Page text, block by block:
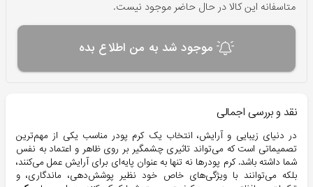
متاسفانه این کالا در حال حاضر موجود نیست.
موجود شد به من اطلاع بده
نقد و بررسی اجمالی
در دنیای زیبایی و آرایش، انتخاب یک کرم پودر مناسب یکی از مهم‌ترین
تصمیماتی است که می‌تواند تاثیری چشمگیر بر روی ظاهر و اعتماد به نفس
شما داشته باشد. کرم پودرها نه تنها به عنوان پایه‌ای برای آرایش عمل می‌کنند،
بلکه می‌توانند با ویژگی‌های خاص خود نظیر پوشش‌دهی، ماندگاری، و